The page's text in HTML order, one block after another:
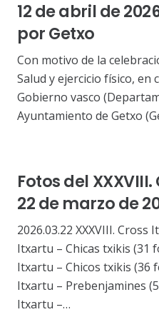
12 de abril de
por Getxo
Con motivo de la
Salud y ejercicio físico, en
Gobierno vasco
Ayuntamiento de Getxo
Fotos del
22 de marzo de
2026.03.22 XXXVIII. Cross
Itxartu – Chicas txikis (31
Itxartu – Chicos txikis (36
Itxartu – Prebenjamines
Itxartu –…